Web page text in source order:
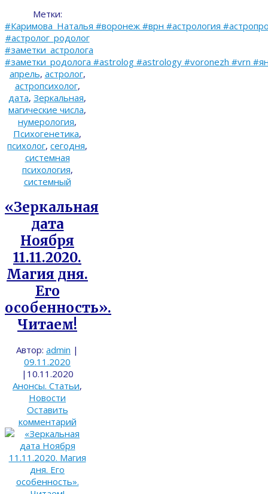
Метки:
#Каримова_Наталья #воронеж #врн #астрология
#астролог_родолог
#заметки_астролога
#заметки_родолога #astrolog #astrology #voronezh #vrn
апрель, астролог,
астропсихолог,
дата, Зеркальная,
магические числа,
нумерология,
Психогенетика,
психолог, сегодня,
системная
психология,
системный
«Зеркальная
дата
Ноября
11.11.2020.
Магия дня.
Его
особенность».
Читаем!
Автор: admin |
09.11.2020
| 10.11.2020
Анонсы. Статьи,
Новости
Оставить
комментарий